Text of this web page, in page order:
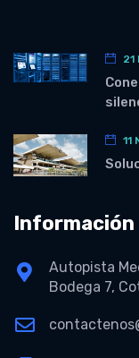
21
11
Autopista
Bodega 7,